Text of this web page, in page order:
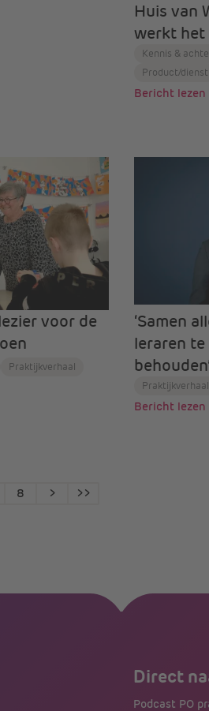
Huis van
werkt het
Kennis &
Product/dienst
Bericht lezen
voor de
Praktijkverhaal
‘Samen
leraren
Praktijkverhaal
Bericht lezen
8 > >>
Direct
Podcast PO